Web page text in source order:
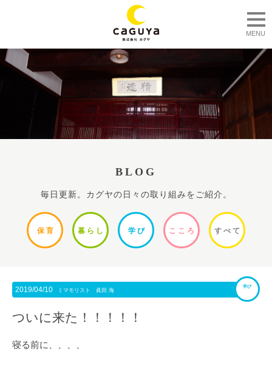
MENU
BLOG
毎日更新。カグヤの日々の取り組みをご紹介。
保 育 暮ら し 学 び ここ ろ すべて
2019/04/10 ミマモリスト 眞田 海
学び
ついに来た！！！！！
寝る前に、、、、